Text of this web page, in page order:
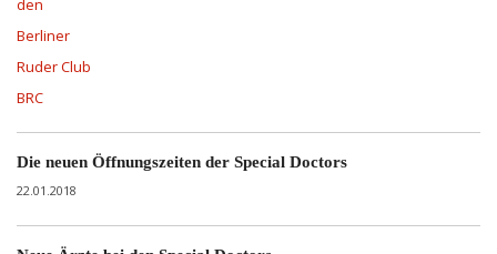
Die neuen Öffnungszeiten der Special Doctors
22.01.2018